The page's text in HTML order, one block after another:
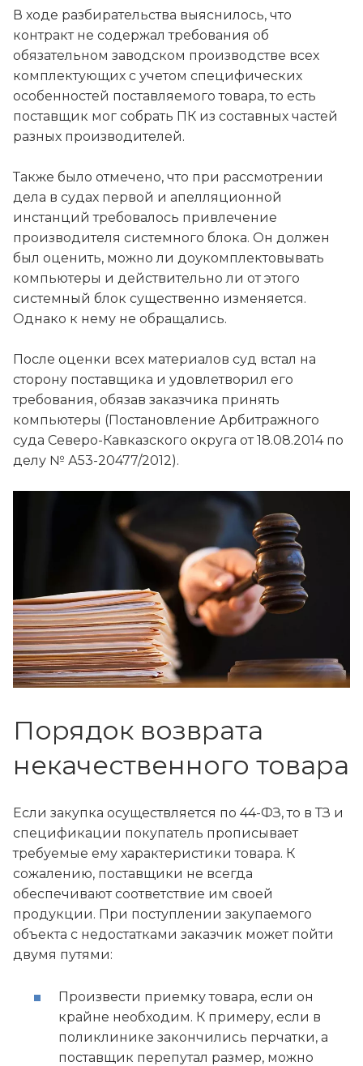
В ходе разбирательства выяснилось, что
контракт не содержал требования об
обязательном заводском производстве всех
комплектующих с учетом специфических
особенностей поставляемого товара, то есть
поставщик мог собрать ПК из составных частей
разных производителей.
Также было отмечено, что при рассмотрении
дела в судах первой и апелляционной
инстанций требовалось привлечение
производителя системного блока. Он должен
был оценить, можно ли доукомплектовывать
компьютеры и действительно ли от этого
системный блок существенно изменяется.
Однако к нему не обращались.
После оценки всех материалов суд встал на
сторону поставщика и удовлетворил его
требования, обязав заказчика принять
компьютеры (Постановление Арбитражного
суда Северо-Кавказского округа от 18.08.2014 по
делу № А53-20477/2012).
Порядок возврата
некачественного товара
Если закупка осуществляется по 44-ФЗ, то в ТЗ и
спецификации покупатель прописывает
требуемые ему характеристики товара. К
сожалению, поставщики не всегда
обеспечивают соответствие им своей
продукции. При поступлении закупаемого
объекта с недостатками заказчик может пойти
двумя путями:
Произвести приемку товара, если он
крайне необходим. К примеру, если в
поликлинике закончились перчатки, а
поставщик перепутал размер, можно